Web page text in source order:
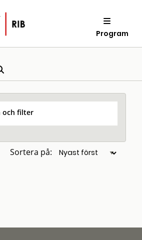
Program
och filter
Sortera på: